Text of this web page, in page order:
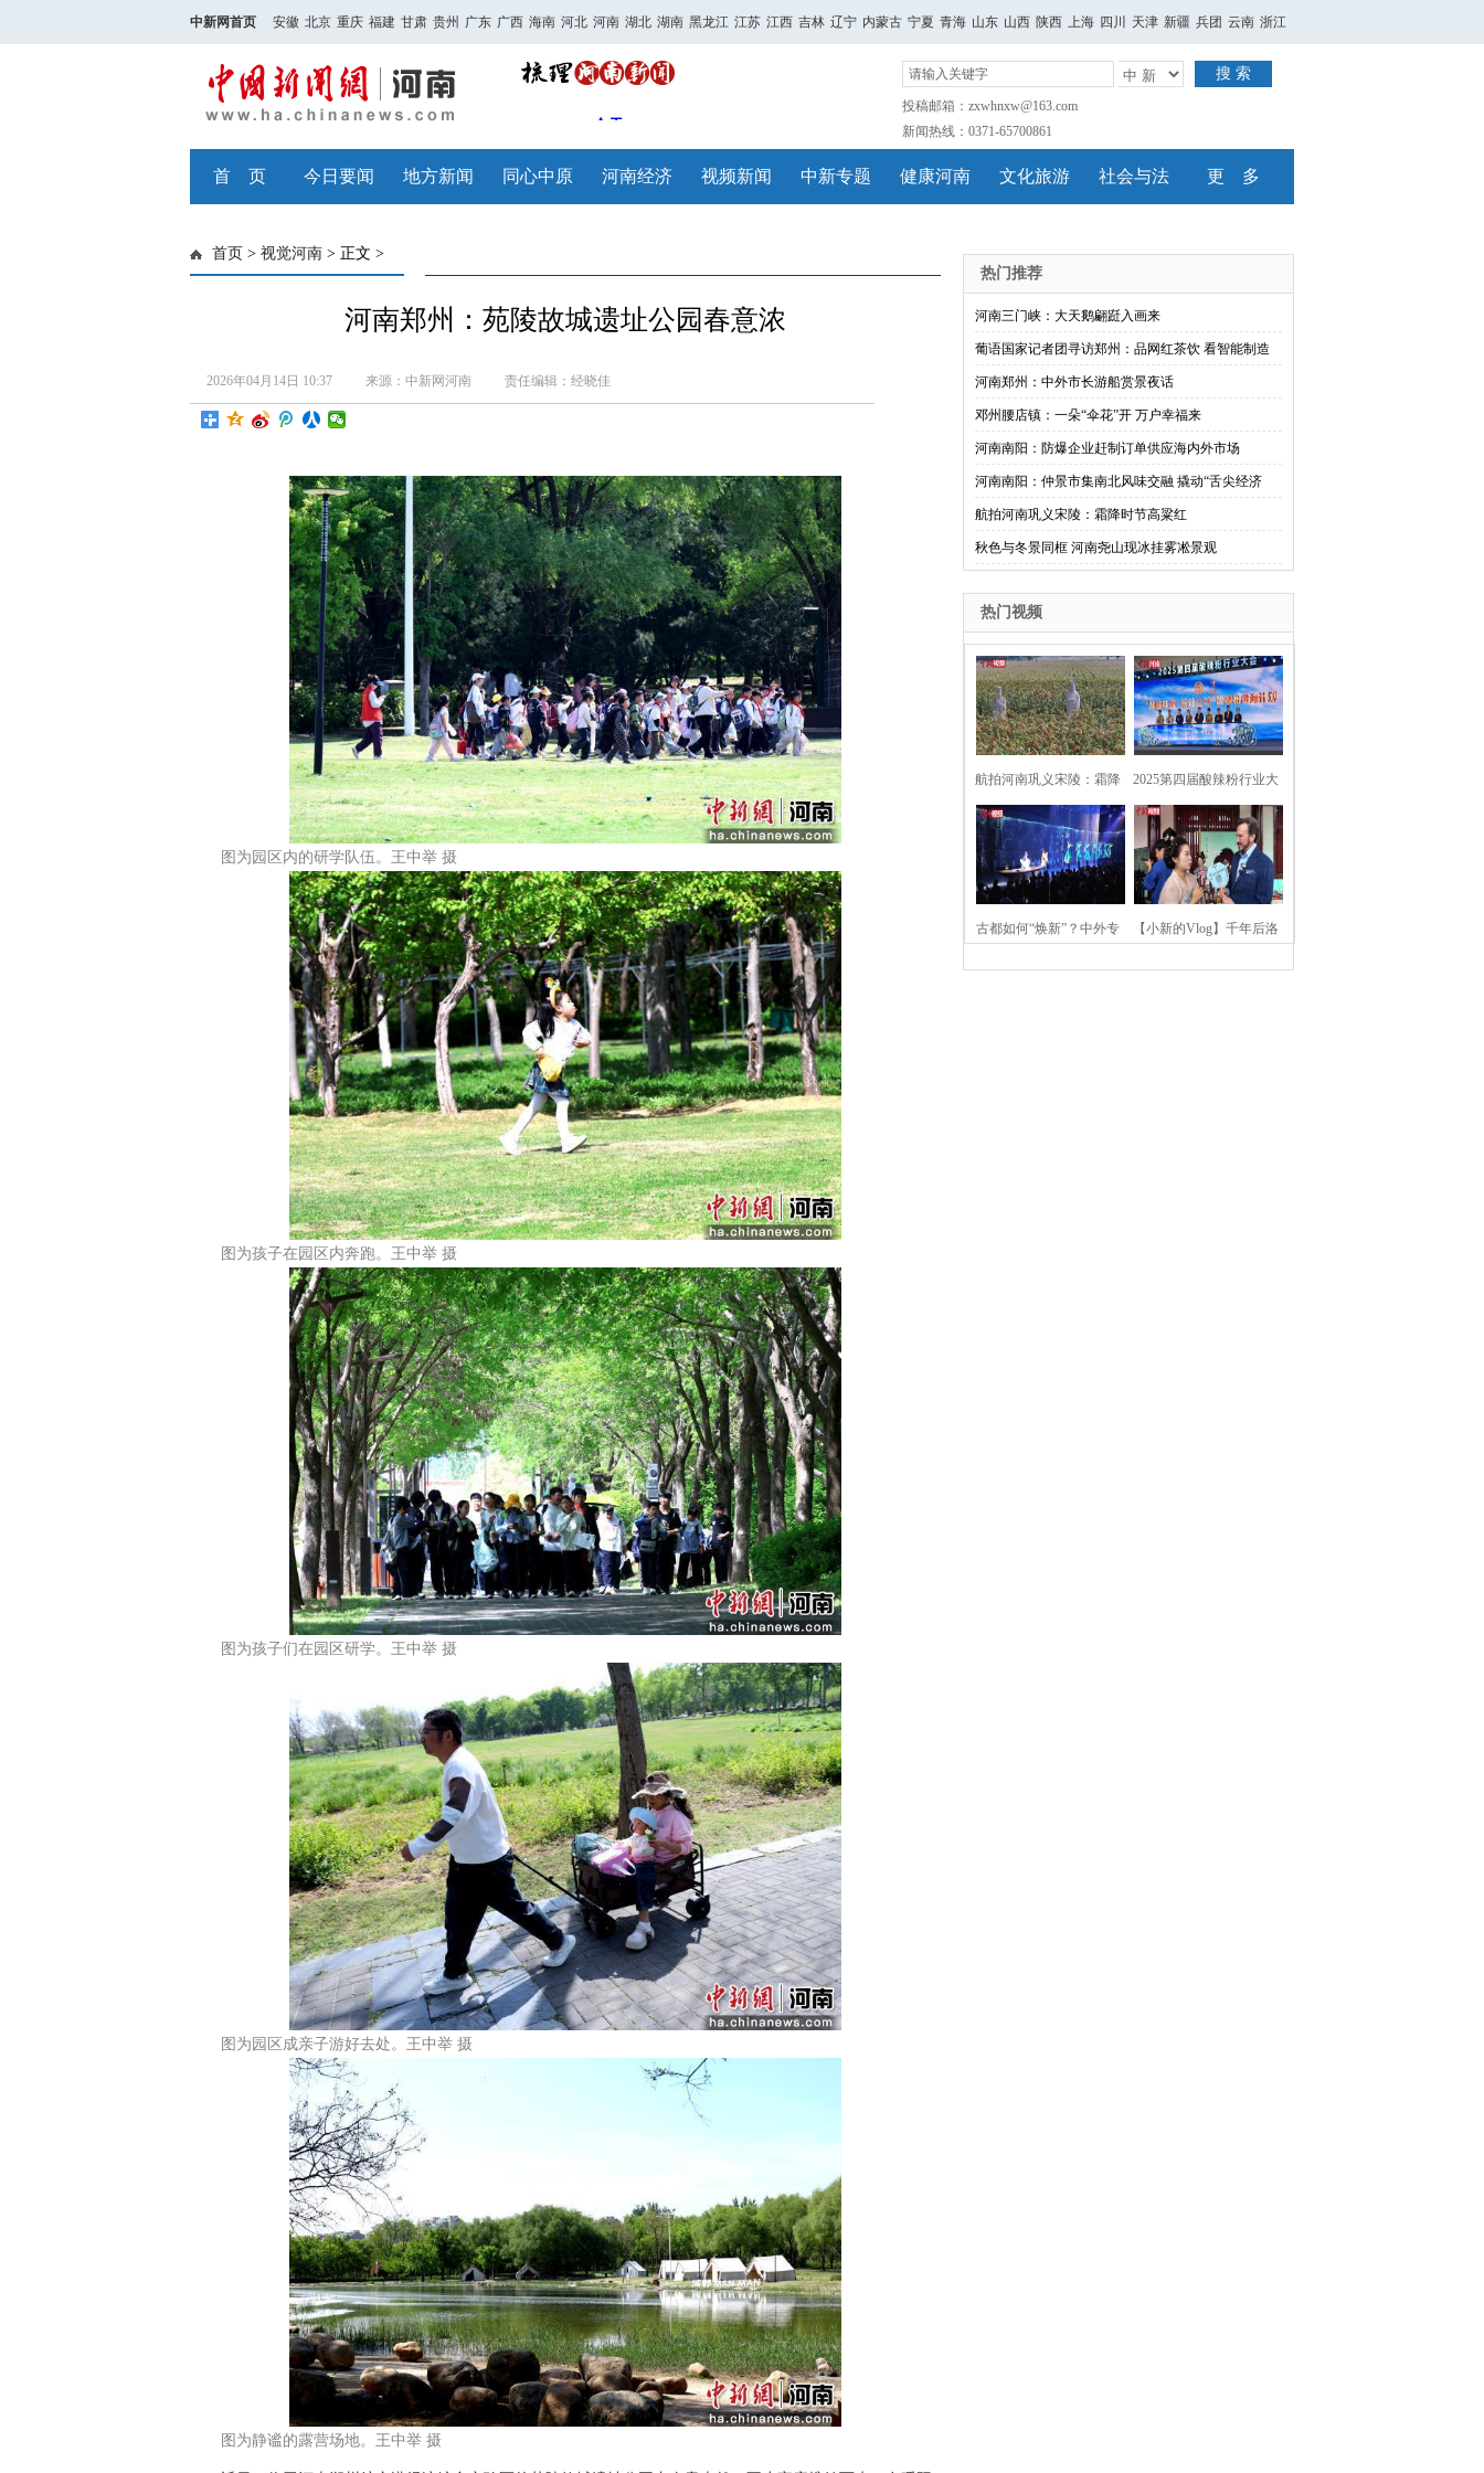
中新网首页 安徽 北京 重庆 福建 甘肃 贵州 广东 广西 海南 河北 河南 湖北 湖南 黑龙江 江苏 江西 吉林 辽宁 内蒙古 宁夏 青海 山东 山西 陕西 上海 四川 天津 新疆 兵团 云南 浙江
搜 索
投稿邮箱：zxwhnxw@163.com
新闻热线：0371-65700861
首 页 今日要闻 地方新闻 同心中原 河南经济 视频新闻 中新专题 健康河南 文化旅游 社会与法 更 多
首页 > 视觉河南 > 正文 >
河南郑州：苑陵故城遗址公园春意浓
2026年04月14日 10:37 来源：中新网河南 责任编辑：经晓佳
图为园区内的研学队伍。王中举 摄
图为孩子在园区内奔跑。王中举 摄
图为孩子们在园区研学。王中举 摄
图为园区成亲子游好去处。王中举 摄
图为静谧的露营场地。王中举 摄
热门推荐
河南三门峡：大天鹅翩跹入画来
葡语国家记者团寻访郑州：品网红茶饮 看智能制造
河南郑州：中外市长游船赏景夜话
邓州腰店镇：一朵“伞花”开 万户幸福来
河南南阳：防爆企业赶制订单供应海内外市场
河南南阳：仲景市集南北风味交融 撬动“舌尖经济
航拍河南巩义宋陵：霜降时节高粱红
秋色与冬景同框 河南尧山现冰挂雾凇景观
热门视频
航拍河南巩义宋陵：霜降
时节高粱红
2025第四届酸辣粉行业大
会在河南开封举行
古都如何“焕新”？中外专 【小新的Vlog】千年后洛